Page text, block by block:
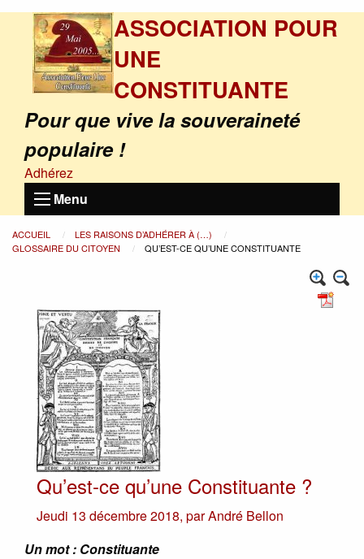
ASSOCIATION POUR
UNE
CONSTITUANTE
Pour que vive la souveraineté
populaire !
Adhérez
Menu
ACCUEIL
LES RAISONS D’ADHÉRER À (…)
GLOSSAIRE DU CITOYEN
QU’EST-CE QU’UNE CONSTITUANTE
Qu’est-ce qu’une Constituante ?
Jeudi 13 décembre 2018, parAndré Bellon
Un mot : Constituante